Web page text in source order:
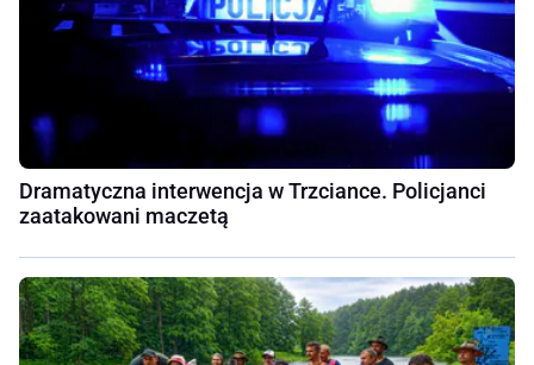
Dramatyczna interwencja w Trzciance. Policjanci
zaatakowani maczetą